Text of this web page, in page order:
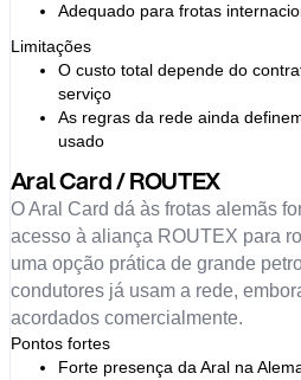
Adequado para frotas
Limitações
O custo total depende do
serviço
As regras da rede ainda
usado
Aral Card / ROUTEX
O Aral Card dá às frotas alemãs
acesso à aliança ROUTEX para
uma opção prática de grande
condutores já usam a rede,
acordados comercialmente.
Pontos fortes
Forte presença da Aral na